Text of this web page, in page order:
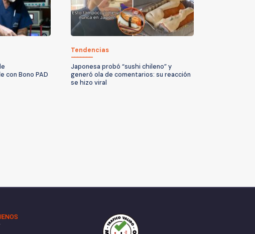
con Bono PAD
Tendencias
Japonesa probó “sushi chileno” y
generó ola de comentarios: su reacción
se hizo viral